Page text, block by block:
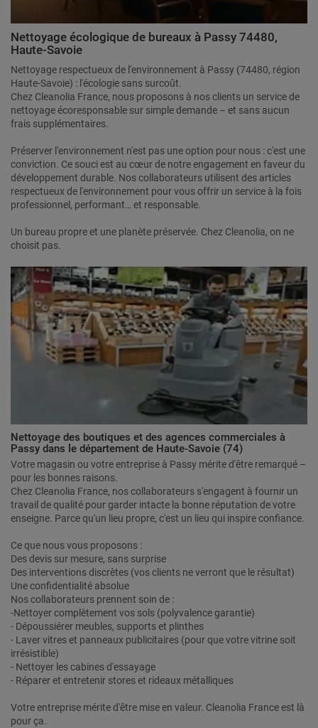
Nettoyage écologique de bureaux à Passy 74480,
Haute-Savoie
Nettoyage respectueux de l'environnement à Passy (74480, région
Haute-Savoie) : l'écologie sans surcoût.
Chez Cleanolia France, nous proposons à nos clients un service de
nettoyage écoresponsable sur simple demande – et sans aucun
frais supplémentaires.
Préserver l'environnement n'est pas une option pour nous : c'est une
conviction. Ce souci est au cœur de notre engagement en faveur du
développement durable. Nos collaborateurs utilisent des articles
respectueux de l'environnement pour vous offrir un service à la fois
professionnel, performant… et responsable.
Un bureau propre et une planète préservée. Chez Cleanolia, on ne
choisit pas.
Nettoyage des boutiques et des agences commerciales à
Passy dans le département de Haute-Savoie (74)
Votre magasin ou votre entreprise à Passy mérite d'être remarqué –
pour les bonnes raisons.
Chez Cleanolia France, nos collaborateurs s'engagent à fournir un
travail de qualité pour garder intacte la bonne réputation de votre
enseigne. Parce qu'un lieu propre, c'est un lieu qui inspire confiance.
Ce que nous vous proposons :
Des devis sur mesure, sans surprise
Des interventions discrètes (vos clients ne verront que le résultat)
Une confidentialité absolue
Nos collaborateurs prennent soin de :
-Nettoyer complètement vos sols (polyvalence garantie)
- Dépoussiérer meubles, supports et plinthes
- Laver vitres et panneaux publicitaires (pour que votre vitrine soit
irrésistible)
- Nettoyer les cabines d'essayage
- Réparer et entretenir stores et rideaux métalliques
Votre entreprise mérite d'être mise en valeur. Cleanolia France est là
pour ça.